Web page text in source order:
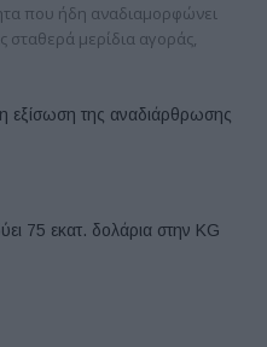
που ήδη αναδιαμορφώνει
σταθερά μερίδια αγοράς,
εξίσωση της αναδιάρθρωσης
75 εκατ. δολάρια στην KG